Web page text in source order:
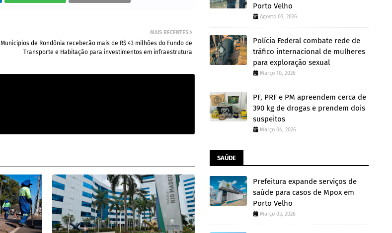
MAIS RECENTES
Municípios de Rondônia receberão mais de R$ 43 milhões do Fundo de
Transporte e Habitação para investimentos em infraestrutura
Porto Velho
Agosto 03, 2026
Polícia Federal combate rede de
tráfico internacional de mulheres
para exploração sexual
Março 10, 2026
PF, PRF e PM apreendem cerca de
390 kg de drogas e prendem dois
suspeitos
Março 04, 2026
SAÚDE
Prefeitura expande serviços de
saúde para casos de Mpox em
Porto Velho
Março 03, 2026